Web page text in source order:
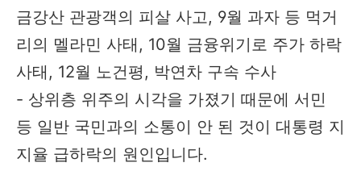
금강산 관광객의 피살 사고, 9월 과자 등 먹거
리의 멜라민 사태, 10월 금융위기로 주가 하락
사태, 12월 노건평, 박연차 구속 수사
- 상위층 위주의 시각을 가졌기 때문에 서민
등 일반 국민과의 소통이 안 된 것이 대통령 지
지율 급하락의 원인입니다.